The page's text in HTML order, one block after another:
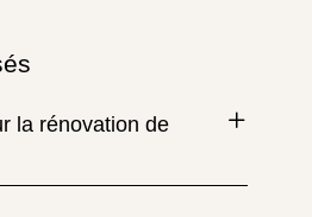
la rénovation de